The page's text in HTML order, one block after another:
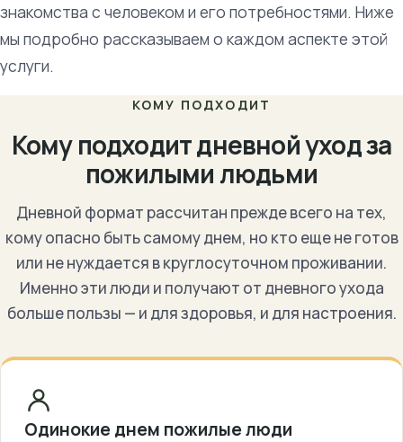
знакомства с человеком и его потребностями. Ниже
мы подробно рассказываем о каждом аспекте этой
услуги.
КОМУ ПОДХОДИТ
Кому подходит дневной уход за
пожилыми людьми
Дневной формат рассчитан прежде всего на тех,
кому опасно быть самому днем, но кто еще не готов
или не нуждается в круглосуточном проживании.
Именно эти люди и получают от дневного ухода
больше пользы — и для здоровья, и для настроения.
Одинокие днем пожилые люди